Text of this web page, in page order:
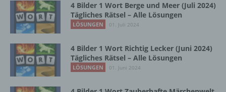
4 Bilder 1 Wort Berge und Meer (Juli 2024)
Tägliches Rätsel – Alle Lösungen
LÖSUNGEN 01. Juli 2024
4 Bilder 1 Wort Richtig Lecker (Juni 2024)
Tägliches Rätsel – Alle Lösungen
LÖSUNGEN 01. Juni 2024
automatisierter Verfahren ausgeführte
Vorgang oder jede solche Vorgangsreihe im
Zusammenhang mit personenbezogenen
Organisation, das Ordnen, die Speicherung,
die Anpassung oder Veränderung, das
Auslesen, das Abfragen, die Verwendung,
die Offenlegung durch Übermittlung,
Verbreitung oder eine andere Form der